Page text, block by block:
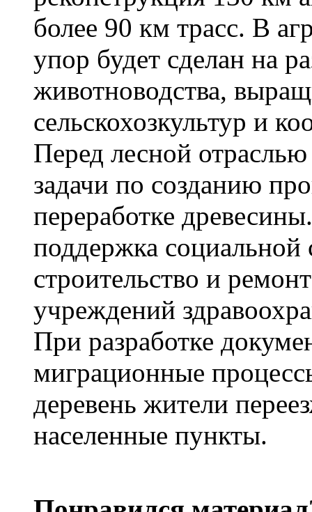
более 90 км трасс. В
упор будет сделан на
животноводства,
сельскохозкультур и
Перед лесной
задачи по созданию
переработке
поддержка
строительство и
учреждений
При разработке
миграционные
деревень жители
населенные пункты.